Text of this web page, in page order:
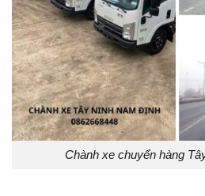
Chành xe chuyển hàng